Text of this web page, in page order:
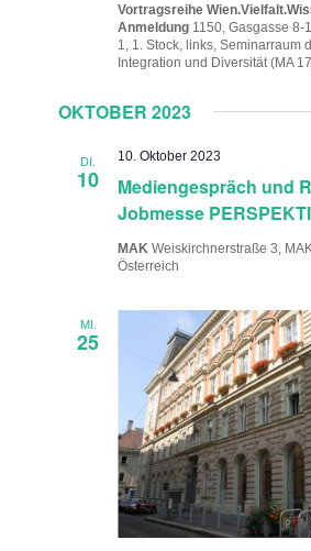
Vortragsreihe
Anmeldung 1150, Gasgasse 8-
1, 1. Stock, links, Seminarraum
Integration und Diversität (MA
OKTOBER 2023
DI.
10
Mediengespräch und
Jobmesse
10. Oktober 2023
MAKWeiskirchnerstraße 3,
Österreich
MI.
25